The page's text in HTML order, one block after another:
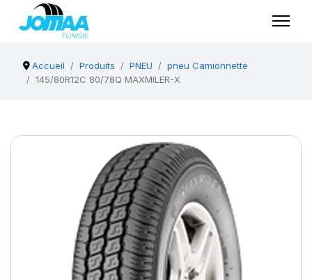
Accueil Produits PNEU
pneu Camionnette
145/80R12C 80/78Q MAXMILER-X